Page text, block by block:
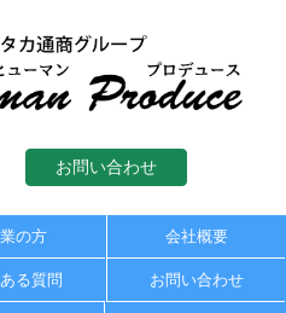
お問い合わせ
の方 会社概要
る質問 お問い合わせ